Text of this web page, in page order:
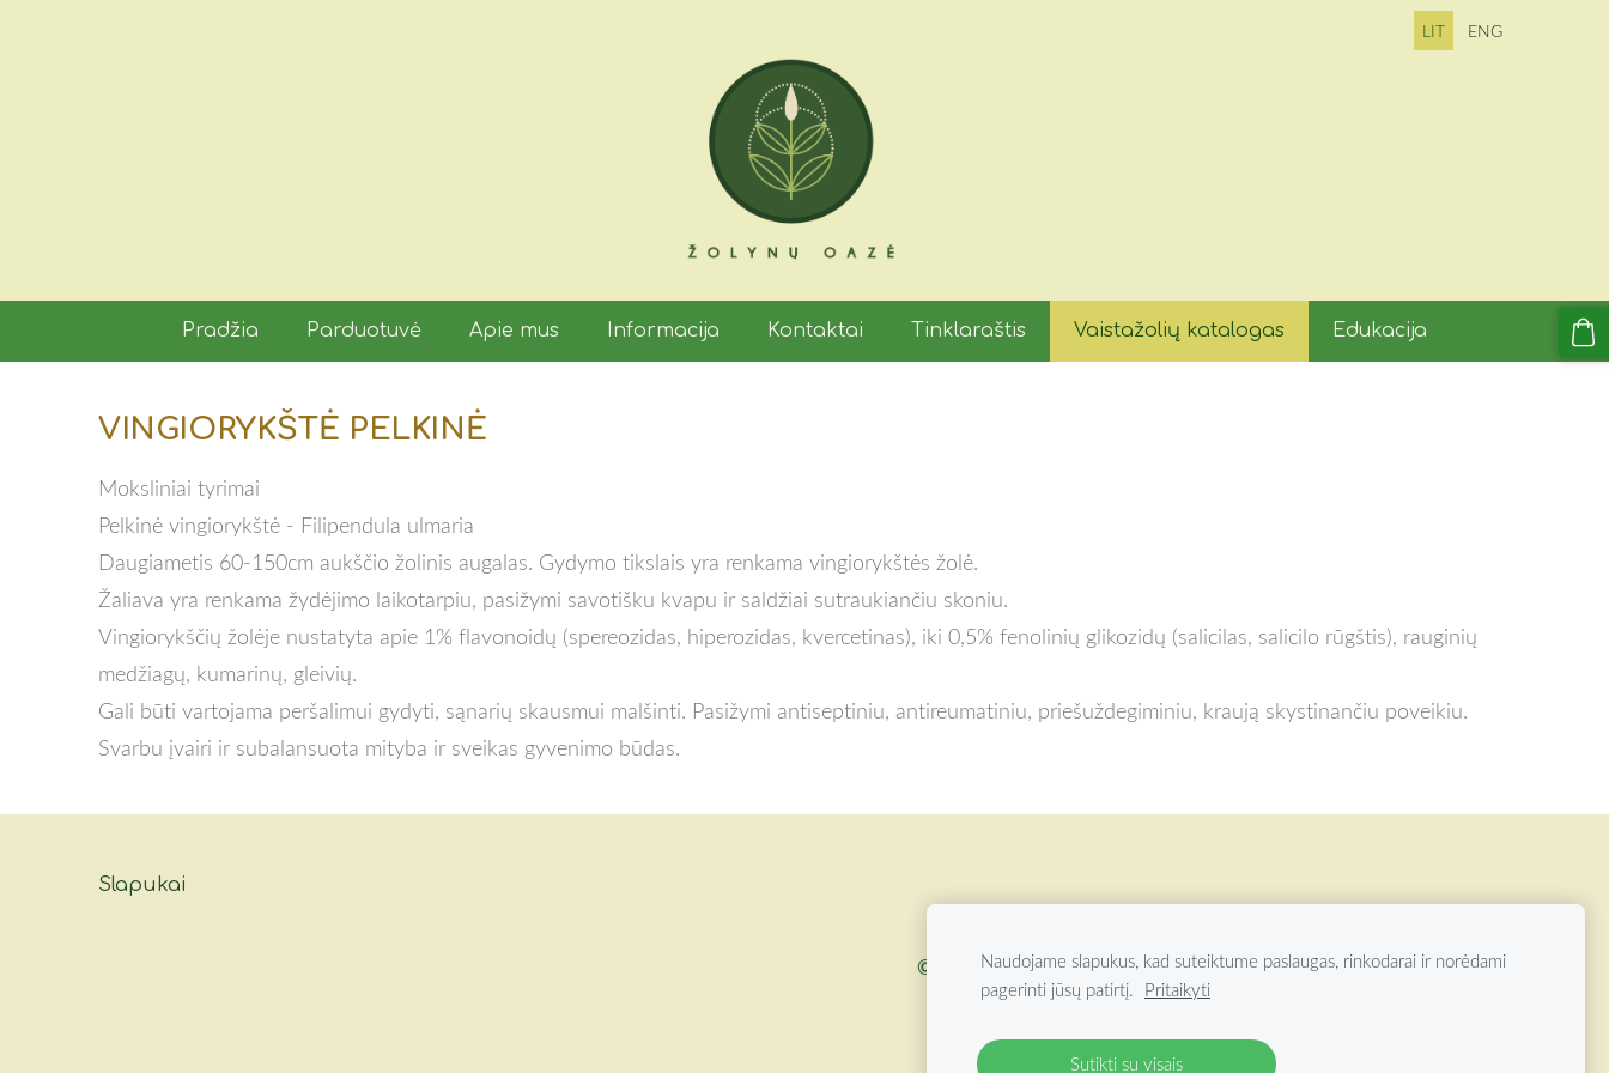
LIT ENG
Pradžia Parduotuvė Apie mus Informacija Kontaktai Tinklaraštis Vaistažolių katalogas Edukacija
VINGIORYKŠTĖ PELKINĖ
Moksliniai tyrimai
Pelkinė vingiorykštė - Filipendula ulmaria
Daugiametis 60-150cm aukščio žolinis augalas. Gydymo tikslais yra renkama vingiorykštės žolė.
Žaliava yra renkama žydėjimo laikotarpiu, pasižymi savotišku kvapu ir saldžiai sutraukiančiu skoniu.
Vingiorykščių žolėje nustatyta apie 1% flavonoidų (spereozidas, hiperozidas, kvercetinas), iki 0,5% fenolinių glikozidų (salicilas, salicilo rūgštis), rauginių
medžiagų, kumarinų, gleivių.
Gali būti vartojama peršalimui gydyti, sąnarių skausmui malšinti. Pasižymi antiseptiniu, antireumatiniu, priešuždegiminiu, kraują skystinančiu poveikiu.
Svarbu įvairi ir subalansuota mityba ir sveikas gyvenimo būdas.
Slapukai
© 2026 ŽOLYNŲ OAZĖ VISOS TEISĖS SAUGOMOS
Naudojame slapukus, kad suteiktume paslaugas, rinkodarai ir norėdami
pagerinti jūsų patirtį. Pritaikyti
Sutikti su visais